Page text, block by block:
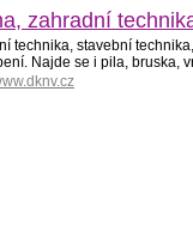
zahradní
technika, stavební
Najde se i pila, bruska,